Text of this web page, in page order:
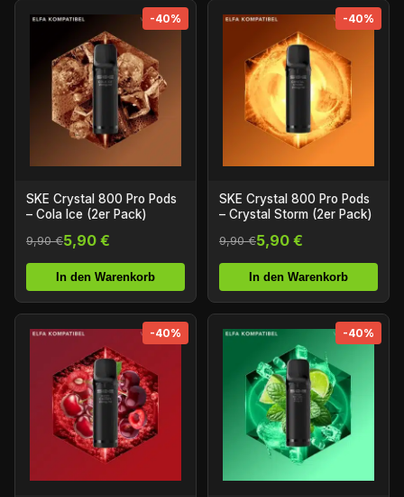
-40%
SKE Crystal 800 Pro Pods
– Cola Ice (2er Pack)
9,90 €5,90 €
In den Warenkorb
-40%
SKE Crystal 800 Pro Pods
– Crystal Storm (2er Pack)
9,90 €5,90 €
In den Warenkorb
-40% -40%